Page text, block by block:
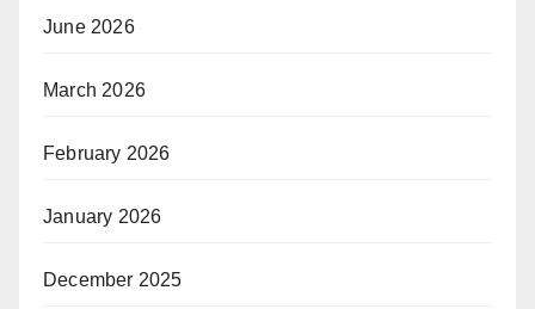
June 2026
March 2026
February 2026
January 2026
December 2025